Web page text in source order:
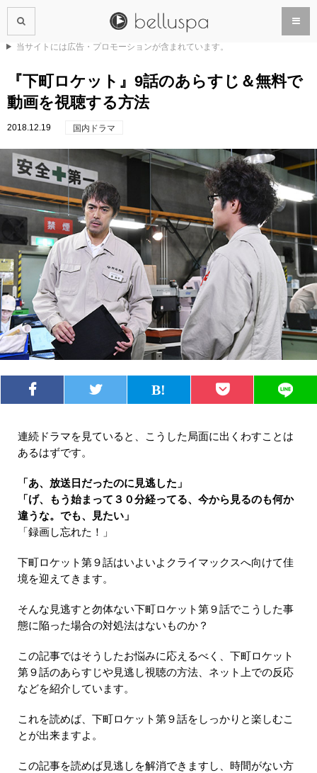
当サイトには広告・プロモーションが含まれています。
『下町ロケット』9話のあらすじ＆無料で
動画を視聴する方法
2018.12.19 国内ドラマ
連続ドラマを見ていると、こうした局面に出くわすことは
あるはずです。
「あ、放送日だったのに見逃した」
「げ、もう始まって３０分経ってる、今から見るのも何か
違うな。でも、見たい」
「録画し忘れた！」
下町ロケット第９話はいよいよクライマックスへ向けて佳
境を迎えてきます。
そんな見逃すと勿体ない下町ロケット第９話でこうした事
態に陥った場合の対処法はないものか？
この記事ではそうしたお悩みに応えるべく、下町ロケット
第９話のあらすじや見逃し視聴の方法、ネット上での反応
などを紹介しています。
これを読めば、下町ロケット第９話をしっかりと楽しむこ
とが出来ますよ。
この記事を読めば見逃しを解消できますし、時間がない方